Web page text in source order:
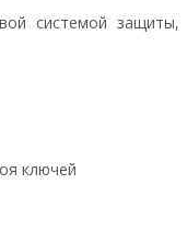
системой
ключей